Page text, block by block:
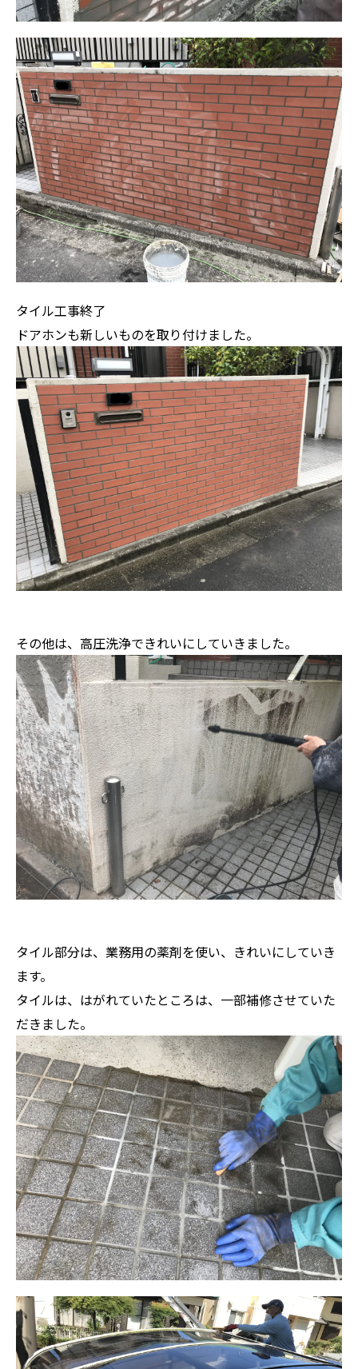
タイル工事終了
ドアホンも新しいものを取り付けました。
その他は、高圧洗浄できれいにしていきました。
タイル部分は、業務用の薬剤を使い、きれいにしていき
ます。
タイルは、はがれていたところは、一部補修させていた
だきました。